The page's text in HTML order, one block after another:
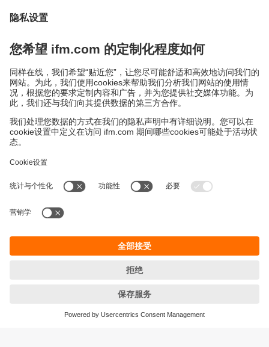
振动传感器和变送器概览
ifm振动传感器和变送器的具体区别。
Cookies